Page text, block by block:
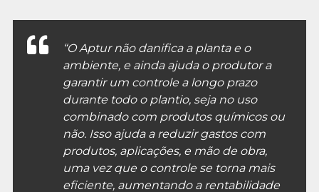
“O Aptur não danifica a planta e o
ambiente, e ainda ajuda o produtor a
garantir um controle a longo prazo
durante todo o plantio, seja no uso
combinado com produtos químicos ou
não. Isso ajuda a reduzir gastos com
produtos, aplicações, e mão de obra,
uma vez que o controle se torna mais
eficiente, aumentando a rentabilidade